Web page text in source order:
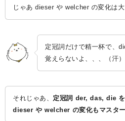
じゃあ dieser や welcher の変化は
定冠詞だけで精一杯で、
覚えらないよ、、、（汗）
それじゃあ、 定冠詞 der, das, die を
dieser や welcher の変化もマスター